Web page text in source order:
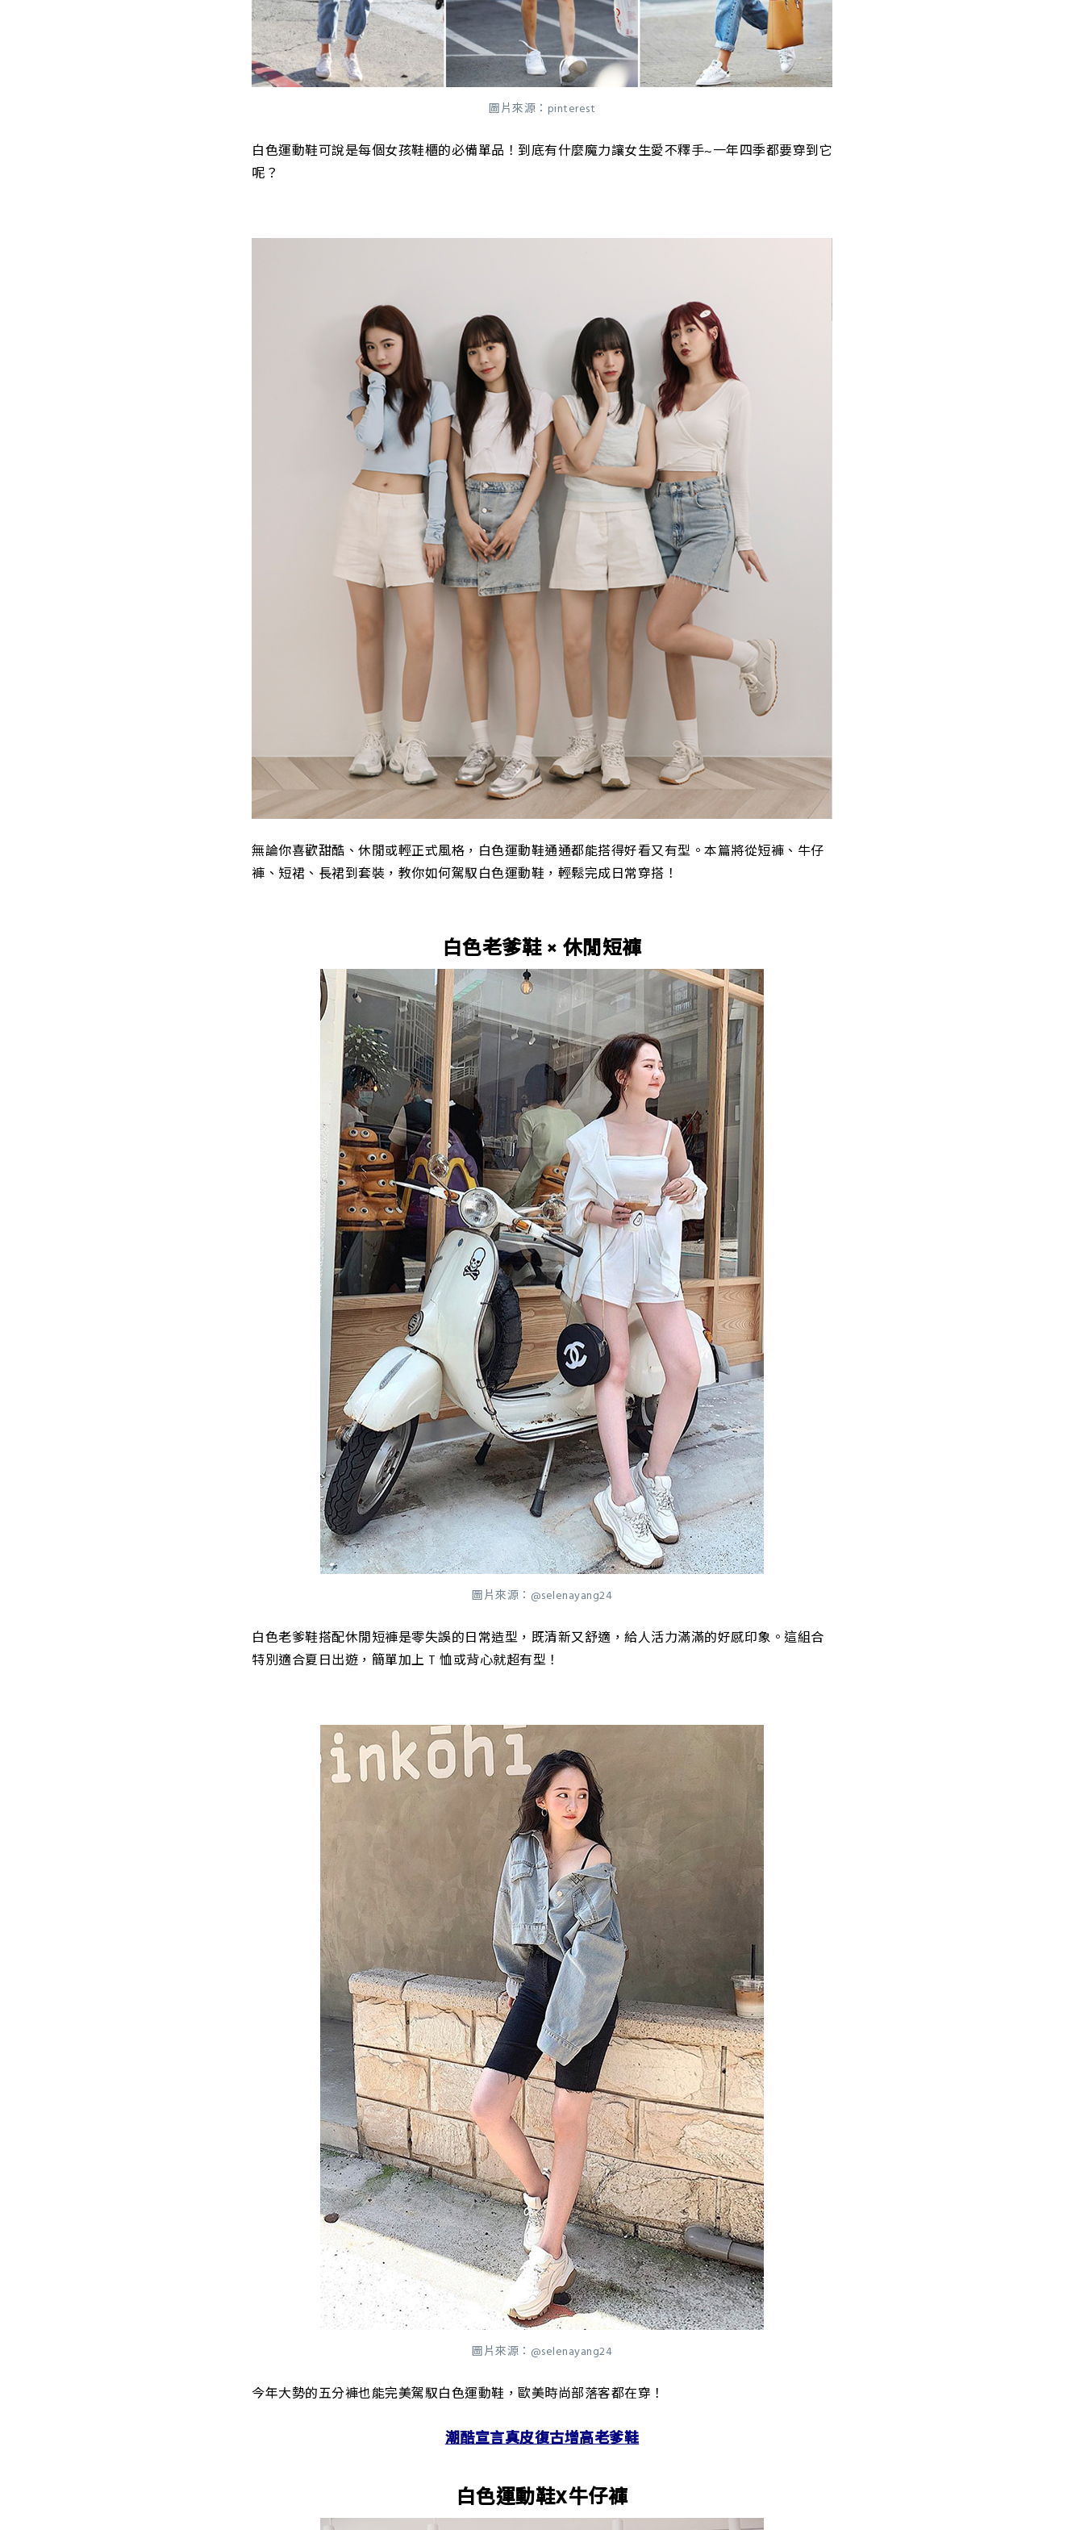
圖片來源：pinterest
白色運動鞋可說是每個女孩鞋櫃的必備單品！到底有什麼魔力讓女生愛不釋手~一年四季都要穿到它
呢？
無論你喜歡甜酷、休閒或輕正式風格，白色運動鞋通通都能搭得好看又有型。本篇將從短褲、牛仔
褲、短裙、長裙到套裝，教你如何駕馭白色運動鞋，輕鬆完成日常穿搭！
白色老爹鞋 × 休閒短褲
圖片來源：@selenayang24
白色老爹鞋搭配休閒短褲是零失誤的日常造型，既清新又舒適，給人活力滿滿的好感印象。這組合
特別適合夏日出遊，簡單加上 T 恤或背心就超有型！
圖片來源：@selenayang24
今年大勢的五分褲也能完美駕馭白色運動鞋，歐美時尚部落客都在穿！
潮酷宣言真皮復古增高老爹鞋
白色運動鞋X牛仔褲